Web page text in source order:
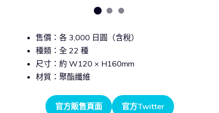
售價：各 3,000 日圓（含稅）
種類：全 22 種
尺寸：約 W120 × H160mm
材質：聚酯纖維
官方販售頁面 官方Twitter